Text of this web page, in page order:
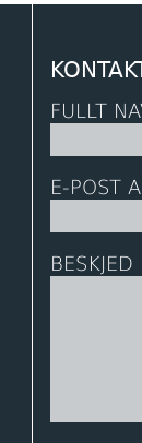
FULLT
E-POST
BESKJED